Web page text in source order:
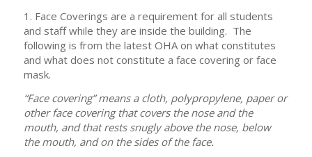
1. Face Coverings are a requirement for all students
and staff while they are inside the building. The
following is from the latest OHA on what constitutes
and what does not constitute a face covering or face
mask.
“Face covering” means a cloth, polypropylene, paper or
other face covering that covers the nose and the
mouth, and that rests snugly above the nose, below
the mouth, and on the sides of the face.